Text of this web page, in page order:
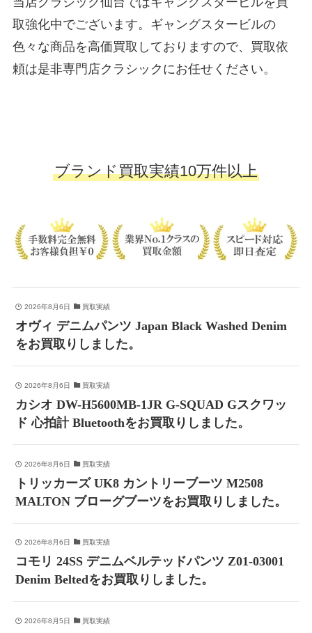
取強化中でございます。ギャングスタービルの
色々な商品を高価買取しておりますので、買取依
頼は是非専門店クラシックにお任せください。
ブランド買取実績10万件以上
2026年8月6日 買取実績
オヴィ デニムパンツ Japan Black Washed Denim
をお買取りしました。
2026年8月6日 買取実績
カシオ DW-H5600MB-1JR G-SQUAD Gスクワッ
ド 心拍計 Bluetoothをお買取りしました。
2026年8月6日 買取実績
トリッカーズ UK8 カントリーブーツ M2508
MALTON ブローグブーツをお買取りしました。
2026年8月6日 買取実績
コモリ 24SS デニムベルテッドパンツ Z01-03001
Denim Beltedをお買取りしました。
2026年8月5日 買取実績